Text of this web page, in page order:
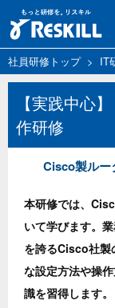
社員研修トップ> IT
【実践中心
作研修
Cisco製ルー
本研修では、
いて学びます。
を誇るCisco社製
な設定方法や操
識を習得します。